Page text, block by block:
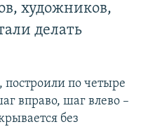
художников,
делать
по четыре
вправо, шаг влево –
без